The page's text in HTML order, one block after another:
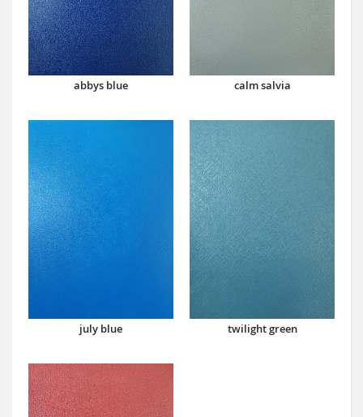
abbys blue calm salvia
july blue twilight green